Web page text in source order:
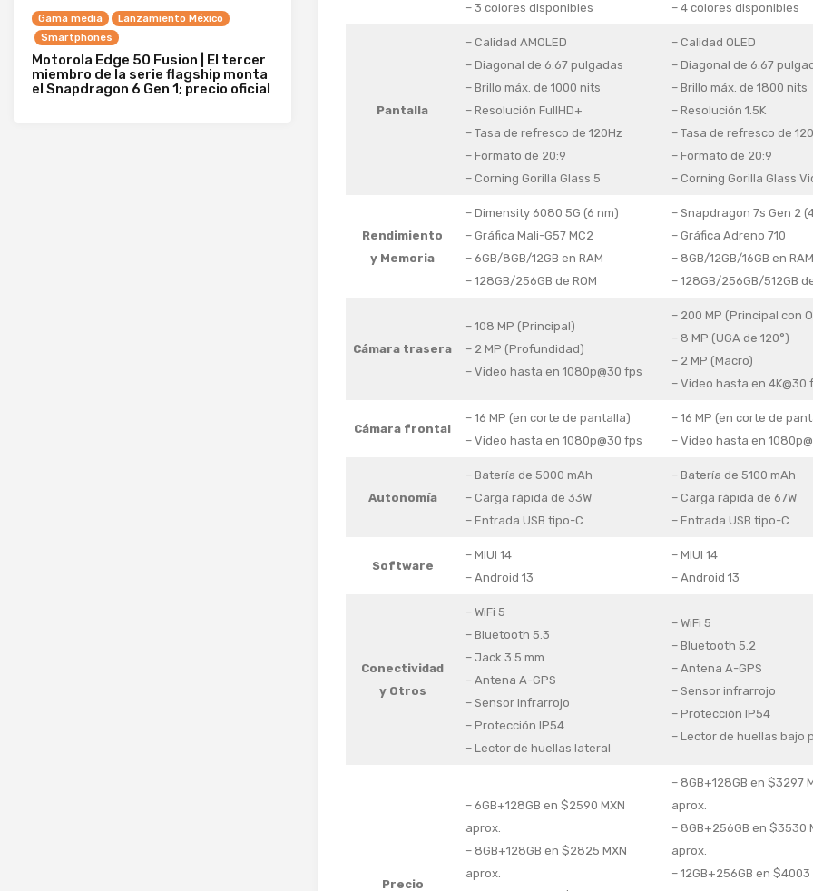
– 3 colores disponibles
– 4 colores disponibles
Pantalla
– Calidad AMOLED
– Diagonal de 6.67 pulgadas
– Brillo máx. de 1000 nits
– Resolución FullHD+
– Tasa de refresco de 120Hz
– Formato de 20:9
– Corning Gorilla Glass 5
– Calidad OLED
– Diagonal de 6.67
– Brillo máx. de 1800 nits
– Resolución 1.5K
– Tasa de refresco de
– Formato de 20:9
– Corning Gorilla Glass
Rendimiento
y Memoria
– Dimensity 6080 5G (6 nm)
– Gráfica Mali-G57 MC2
– 6GB/8GB/12GB en RAM
– 128GB/256GB de ROM
– Snapdragon 7s Gen 2
– Gráfica Adreno 710
– 8GB/12GB/16GB en RAM
– 128GB/256GB/512GB
Cámara trasera
– 108 MP (Principal)
– 2 MP (Profundidad)
– Video hasta en 1080p@30 fps
– 200 MP (Principal con
– 8 MP (UGA de 120°)
– 2 MP (Macro)
– Video hasta en 4K@30
Cámara frontal
– 16 MP (en corte de pantalla)
– Video hasta en 1080p@30 fps
– 16 MP (en corte de
– Video hasta en
Autonomía
– Batería de 5000 mAh
– Carga rápida de 33W
– Entrada USB tipo-C
– Batería de 5100 mAh
– Carga rápida de 67W
– Entrada USB tipo-C
Software
– MIUI 14
– Android 13
– MIUI 14
– Android 13
Conectividad
y Otros
– WiFi 5
– Bluetooth 5.3
– Jack 3.5 mm
– Antena A-GPS
– Sensor infrarrojo
– Protección IP54
– Lector de huellas lateral
– WiFi 5
– Bluetooth 5.2
– Antena A-GPS
– Sensor infrarrojo
– Protección IP54
– Lector de huellas bajo
Precio
– 6GB+128GB en $2590 MXN
aprox.
– 8GB+128GB en $2825 MXN
aprox.
– 8GB+128GB en $3297
aprox.
– 8GB+256GB en $3530
aprox.
– 12GB+256GB en $4003
Gama media
Lanzamiento México
Smartphones
Motorola Edge 50 Fusion | El tercer
miembro de la serie flagship monta
el Snapdragon 6 Gen 1; precio oficial